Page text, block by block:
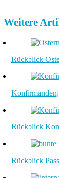
Weitere
Rückblick
Rückblick
Rückblick